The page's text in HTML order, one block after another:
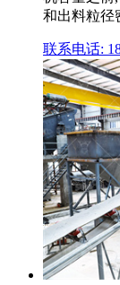
和出料粒径
联系电话: